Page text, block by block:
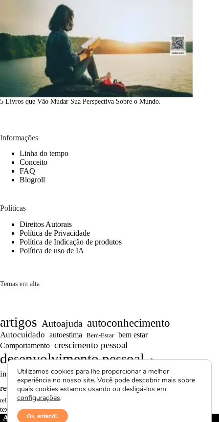
5 Livros que Vão Mudar Sua Perspectiva Sobre o Mundo.
Informações
Linha do tempo
Conceito
FAQ
Blogroll
Políticas
Direitos Autorais
Política de Privacidade
Política de Indicação de produtos
Política de uso de IA
Temas em alta
artigos Autoajuda autoconhecimento
Autocuidado autoestima Bem-Estar bem estar
Comportamento crescimento pessoal
desenvolvimento pessoal dicas
inspiração Motivação produtividade Projetos autorais
reflexão Reflexões Reflexões de Vida
relacionamentos resiliência
textos curtos vídeos
Avctoris Copyright ©
Utilizamos cookies para lhe proporcionar a melhor
experiência no nosso site. Você pode descobrir mais sobre
quais cookies estamos usando ou desligá-los em
configurações.
Ok, entendi.